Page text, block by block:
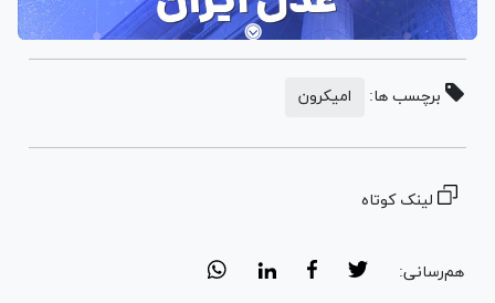
برچسب ها: امیکرون
لینک کوتاه
هم‌رسانی: